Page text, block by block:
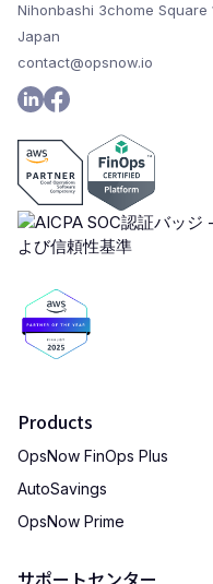
Nihonbashi 3chome Square
Japan
contact@opsnow.io
Products
OpsNow FinOps Plus
AutoSavings
OpsNow Prime
サポートセンター